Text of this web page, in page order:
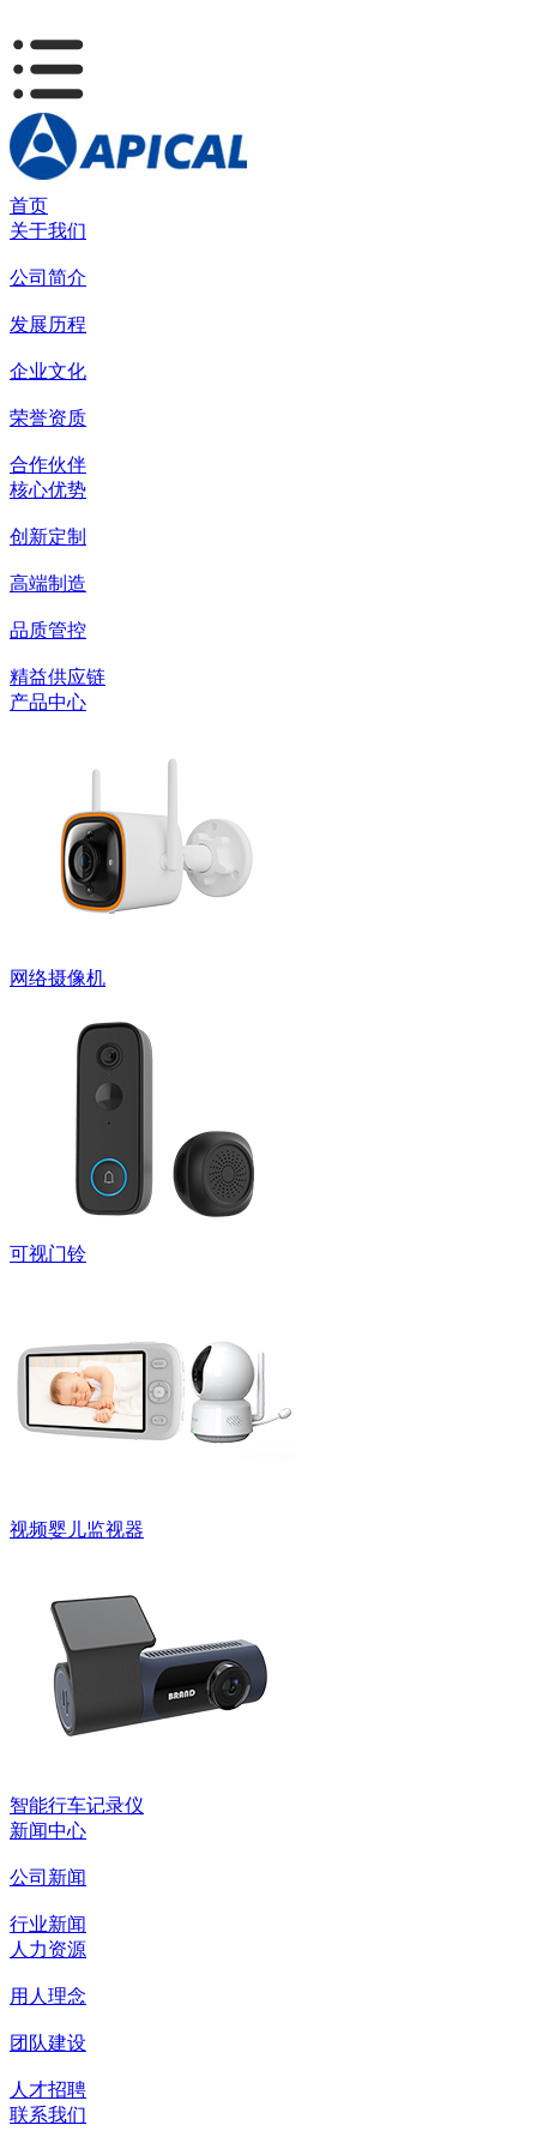
首页
关于我们
公司简介
发展历程
企业文化
荣誉资质
合作伙伴
核心优势
创新定制
高端制造
品质管控
精益供应链
产品中心
网络摄像机
可视门铃
视频婴儿监视器
智能行车记录仪
新闻中心
公司新闻
行业新闻
人力资源
用人理念
团队建设
人才招聘
联系我们